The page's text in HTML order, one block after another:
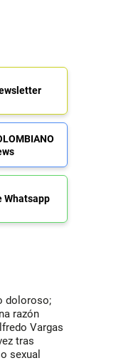
Whatsapp
doloroso;
razón
Vargas
tras
sexual